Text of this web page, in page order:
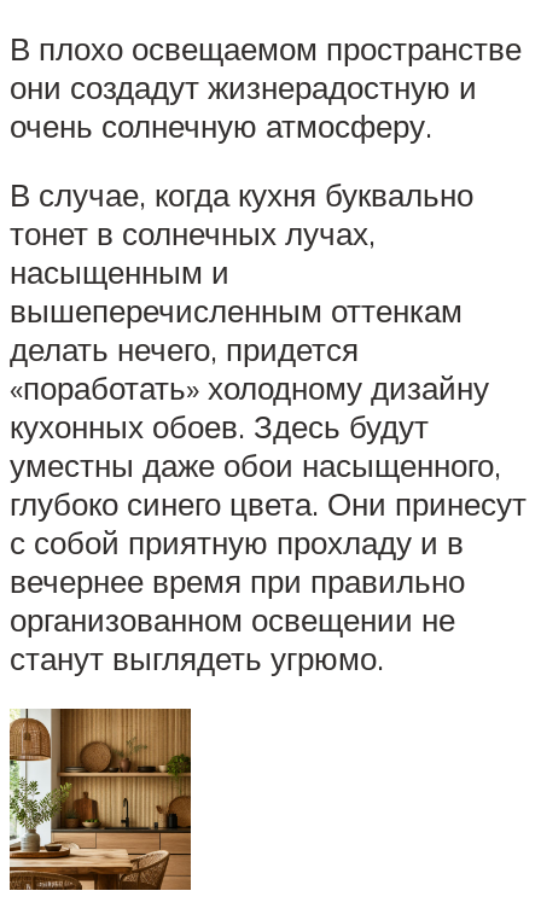
В плохо освещаемом пространстве
они создадут жизнерадостную и
очень солнечную атмосферу.
В случае, когда кухня буквально
тонет в солнечных лучах,
насыщенным и
вышеперечисленным оттенкам
делать нечего, придется
«поработать» холодному дизайну
кухонных обоев. Здесь будут
уместны даже обои насыщенного,
глубоко синего цвета. Они принесут
с собой приятную прохладу и в
вечернее время при правильно
организованном освещении не
станут выглядеть угрюмо.